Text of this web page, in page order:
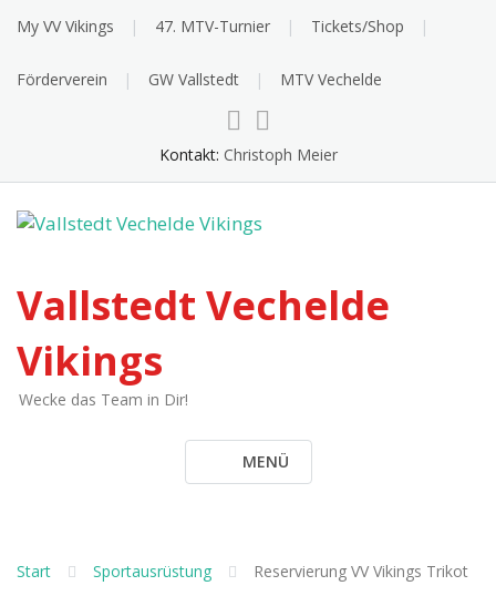
My VV Vikings 47. MTV-Turnier Tickets/Shop
Förderverein GW Vallstedt MTV Vechelde
Kontakt: Christoph Meier
Vallstedt Vechelde
Vikings
Wecke das Team in Dir!
MENÜ
Start Sportausrüstung Reservierung VV Vikings Trikot